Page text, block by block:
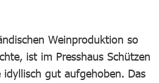
Weinproduktion so
ist im Presshaus Schützen
idyllisch gut aufgehoben. Das